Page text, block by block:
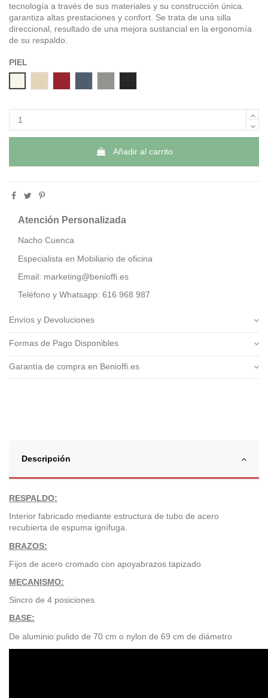
tecnología a través de sus materiales y su construcción única.
garantiza altas prestaciones y confort. Se trata de una silla
direccional, resultado de una mejora sustancial en la ergonomía
de su respaldo.
PIEL
CREMAROJO VIVO
Añadir al carrito
Atención Personalizada
Nacho Cuenca
Especialista en Mobiliario de oficina
Email: marketing@benioffi.es
Teléfono y Whatsapp: 616 968 987
Envíos y Devoluciones
Formas de Pago Disponibles
Garantía de compra en Benioffi.es
Descripción
RESPALDO:
Interior fabricado mediante estructura de tubo de acero
recubierta de espuma ignífuga.
BRAZOS:
Fijos de acero cromado con apoyabrazos tapizado
MECANISMO:
Sincro de 4 posiciones
BASE:
De aluminio pulido de 70 cm o nylon de 69 cm de diámetro